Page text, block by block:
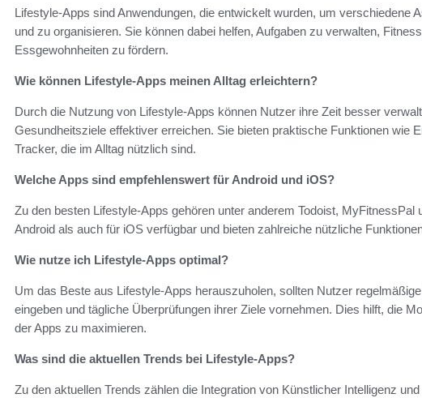
Lifestyle-Apps sind Anwendungen, die entwickelt wurden, um verschiedene
und zu organisieren. Sie können dabei helfen, Aufgaben zu verwalten,
Essgewohnheiten zu fördern.
Wie können Lifestyle-Apps meinen Alltag erleichtern?
Durch die Nutzung von Lifestyle-Apps können Nutzer ihre Zeit besser
Gesundheitsziele effektiver erreichen. Sie bieten praktische Funktionen wie
Tracker, die im Alltag nützlich sind.
Welche Apps sind empfehlenswert für Android und iOS?
Zu den besten Lifestyle-Apps gehören unter anderem Todoist, MyFitnessPal
Android als auch für iOS verfügbar und bieten zahlreiche nützliche
Wie nutze ich Lifestyle-Apps optimal?
Um das Beste aus Lifestyle-Apps herauszuholen, sollten Nutzer
eingeben und tägliche Überprüfungen ihrer Ziele vornehmen. Dies hilft, die
der Apps zu maximieren.
Was sind die aktuellen Trends bei Lifestyle-Apps?
Zu den aktuellen Trends zählen die Integration von Künstlicher Intelligenz